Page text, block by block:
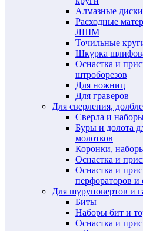
Алмазные диски
Расходные
ЛШМ
Точильные
Шкурка
Оснастка и
штроборезов
Для ножниц
Для граверов
Для сверления,
Сверла и
Буры и долота
молотков
Коронки,
Оснастка и
Оснастка и
перфораторов и
Для шуруповертов и
Биты
Наборы бит и
Оснастка и